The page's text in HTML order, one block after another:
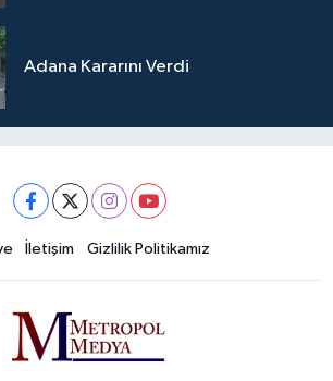
Adana Kararını Verdi
İletişim Gizlilik Politikamız